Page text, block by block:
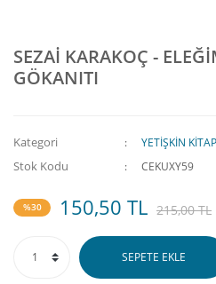
SEZAİ KARAKOÇ -
GÖKANITI
Kategori YETİŞKİN
Stok Kodu CEKUXY59
%30 150,50 TL 215,00 TL
SEPETE EKLE